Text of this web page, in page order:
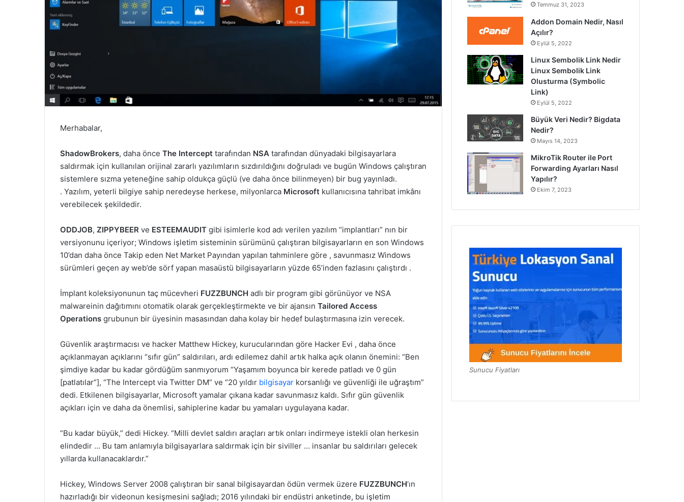
Merhabalar,
ShadowBrokers, daha önce The Intercept tarafından NSA tarafından dünyadaki bilgisayarlara
saldırmak için kullanılan orijinal zararlı yazılımların sızdırıldığını doğruladı ve bugün Windows çalıştıran
sistemlere sızma yeteneğine sahip oldukça güçlü (ve daha önce bilinmeyen) bir bug yayınladı.
. Yazılım, yeterli bilgiye sahip neredeyse herkese, milyonlarca Microsoft kullanıcısına tahribat imkânı
verebilecek şekildedir.
ODDJOB, ZIPPYBEER ve ESTEEMAUDIT gibi isimlerle kod adı verilen yazılım “implantları” nın bir
versiyonunu içeriyor; Windows işletim sisteminin sürümünü çalıştıran bilgisayarların en son Windows
10’dan daha önce Takip eden Net Market Payından yapılan tahminlere göre , savunmasız Windows
sürümleri geçen ay web’de sörf yapan masaüstü bilgisayarların yüzde 65’inden fazlasını çalıştırdı .
İmplant koleksiyonunun taç mücevheri FUZZBUNCH adlı bir program gibi görünüyor ve NSA
malwareinin dağıtımını otomatik olarak gerçekleştirmekte ve bir ajansın Tailored Access
Operations grubunun bir üyesinin masasından daha kolay bir hedef bulaştırmasına izin verecek.
Güvenlik araştırmacısı ve hacker Matthew Hickey, kurucularından göre Hacker Evi , daha önce
açıklanmayan açıklarını “sıfır gün” saldırıları, ardı edilemez dahil artık halka açık olanın önemini: “Ben
şimdiye kadar bu kadar gördüğüm sanmıyorum “Yaşamım boyunca bir kerede patladı ve 0 gün
[patlatılar”], “The Intercept via Twitter DM” ve “20 yıldır bilgisayar korsanlığı ve güvenliği ile uğraştım”
dedi. Etkilenen bilgisayarlar, Microsoft yamalar çıkana kadar savunmasız kaldı. Sıfır gün güvenlik
açıkları için ve daha da önemlisi, sahiplerine kadar bu yamaları uygulayana kadar.
“Bu kadar büyük,” dedi Hickey. “Milli devlet saldırı araçları artık onları indirmeye istekli olan herkesin
elindedir … Bu tam anlamıyla bilgisayarlara saldırmak için bir siviller … insanlar bu saldırıları gelecek
yıllarda kullanacaklardır.”
Hickey, Windows Server 2008 çalıştıran bir sanal bilgisayardan ödün vermek üzere FUZZBUNCH‘ın
hazırladığı bir videonun kesişmesini sağladı; 2016 yılındaki bir endüstri anketinde, bu işletim
Temmuz 31, 2023
Addon Domain Nedir, Nasıl
Açılır?
Eylül 5, 2022
Linux Sembolik Link Nedir
Linux Sembolik Link
Olusturma (Symbolic
Link)
Eylül 5, 2022
Büyük Veri Nedir? Bigdata
Nedir?
Mayıs 14, 2023
MikroTik Router ile Port
Forwarding Ayarları Nasıl
Yapılır?
Ekim 7, 2023
Sunucu Fiyatları